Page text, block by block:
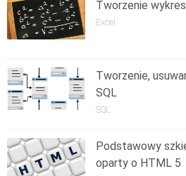
Tworzenie
Excel
Tworzenie,
SQL
SQL
Podstawowy
oparty o HTML 5